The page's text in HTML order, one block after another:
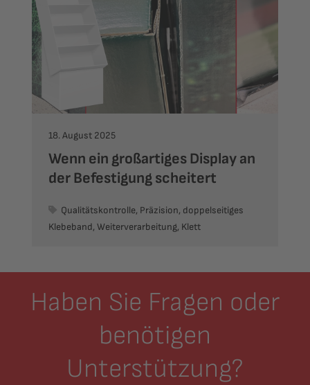
18. August 2025
Wenn ein großartiges Display an
der Befestigung scheitert
Qualitätskontrolle, Präzision, doppelseitiges
Klebeband, Weiterverarbeitung, Klett
Haben Sie Fragen oder
benötigen
Unterstützung?